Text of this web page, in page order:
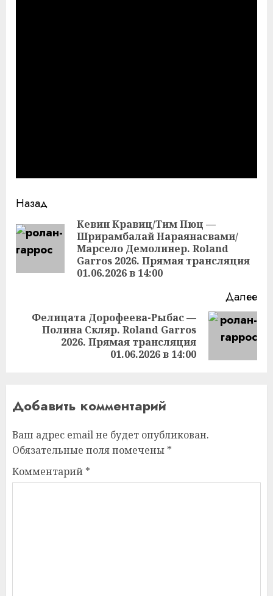
Продолжить
чтение
Назад
Кевин Кравиц/Тим Пюц —
Шрирамбалай Нараянасвами/
Марсело Демолинер. Roland
Garros 2026. Прямая трансляция
01.06.2026 в 14:00
Далее
Следующая
Фелицата Дорофеева-Рыбас —
Полина Скляр. Roland Garros
2026. Прямая трансляция
01.06.2026 в 14:00
Добавить комментарий
Ваш адрес email не будет опубликован.
Обязательные поля помечены *
Комментарий *